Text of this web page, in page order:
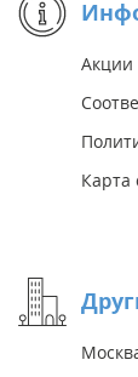
Акции
Карта